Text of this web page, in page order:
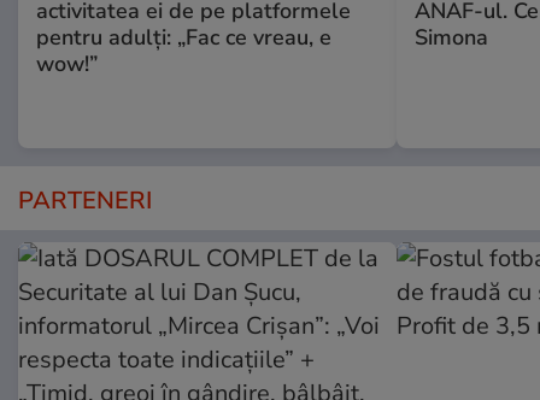
activitatea ei de pe platformele
pentru adulți: „Fac ce vreau, e
wow!”
ANAF-ul.
Simona
PARTENERI